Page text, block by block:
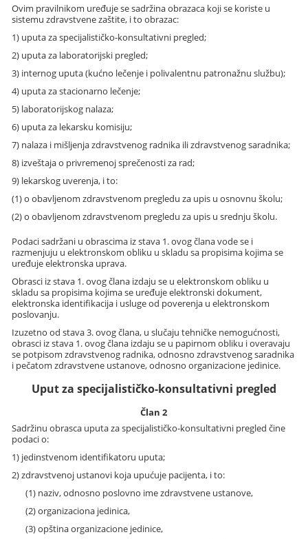
Ovim pravilnikom uređuje se sadržina obrazaca koji se koriste u
sistemu zdravstvene zaštite, i to obrazac:
1) uputa za specijalističko-konsultativni pregled;
2) uputa za laboratorijski pregled;
3) internog uputa (kućno lečenje i polivalentnu patronažnu službu);
4) uputa za stacionarno lečenje;
5) laboratorijskog nalaza;
6) uputa za lekarsku komisiju;
7) nalaza i mišljenja zdravstvenog radnika ili zdravstvenog saradnika;
8) izveštaja o privremenoj sprečenosti za rad;
9) lekarskog uverenja, i to:
(1) o obavljenom zdravstvenom pregledu za upis u osnovnu školu;
(2) o obavljenom zdravstvenom pregledu za upis u srednju školu.
Podaci sadržani u obrascima iz stava 1. ovog člana vode se i
razmenjuju u elektronskom obliku u skladu sa propisima kojima se
uređuje elektronska uprava.
Obrasci iz stava 1. ovog člana izdaju se u elektronskom obliku u
skladu sa propisima kojima se uređuje elektronski dokument,
elektronska identifikacija i usluge od poverenja u elektronskom
poslovanju.
Izuzetno od stava 3. ovog člana, u slučaju tehničke nemogućnosti,
obrasci iz stava 1. ovog člana izdaju se u papirnom obliku i overavaju
se potpisom zdravstvenog radnika, odnosno zdravstvenog saradnika
i pečatom zdravstvene ustanove, odnosno organizacione jedinice.
Uput za specijalističko-konsultativni pregled
Član 2
Sadržinu obrasca uputa za specijalističko-konsultativni pregled čine
podaci o:
1) jedinstvenom identifikatoru uputa;
2) zdravstvenoj ustanovi koja upućuje pacijenta, i to:
(1) naziv, odnosno poslovno ime zdravstvene ustanove,
(2) organizaciona jedinica,
(3) opština organizacione jedinice,